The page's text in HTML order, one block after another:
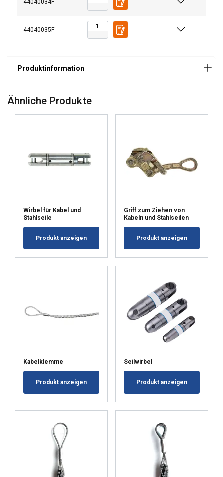
44040034F
44040035F
Ähnliche Produkte
Wirbel für Kabel und
Stahlseile
Produkt anzeigen
Griff zum Ziehen von
Kabeln und Stahlseilen
Produkt anzeigen
Kabelklemme
Produkt anzeigen
Seilwirbel
Produkt anzeigen
informacje o tym, jak korzystasz z naszej
witryny, naszym partnerom reklamowym
i analitycznym, którzy mogą łączyć je z
korzystania przez Ciebie z ich usług.
Niezbędne
AKCEPTUJ WSZYSTKIE
ODRZUĆ WSZYSTKIE